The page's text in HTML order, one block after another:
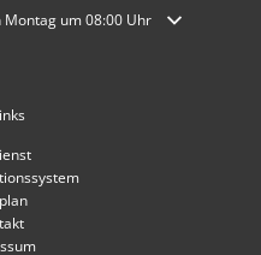
Schließzeiten auszublenden
um 08:00 Uhr